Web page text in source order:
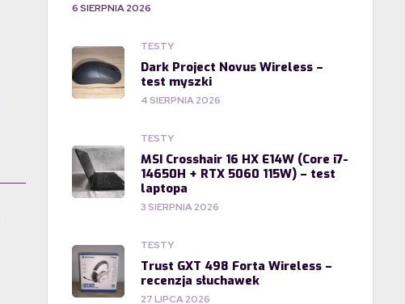
6 SIERPNIA 2026
TESTY
Dark Project Novus Wireless –
test myszki
4 SIERPNIA 2026
TESTY
MSI Crosshair 16 HX E14W (Core i7-
14650H + RTX 5060 115W) – test
laptopa
3 SIERPNIA 2026
TESTY
Trust GXT 498 Forta Wireless –
recenzja słuchawek
27 LIPCA 2026